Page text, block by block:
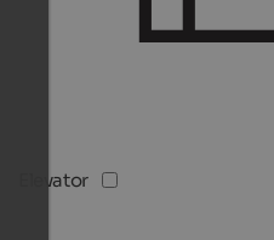
Elevator